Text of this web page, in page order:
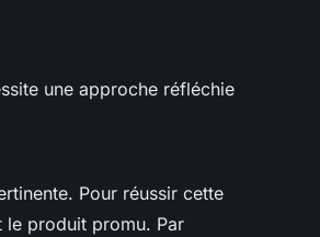
une approche réfléchie
Pour réussir cette
le produit promu. Par